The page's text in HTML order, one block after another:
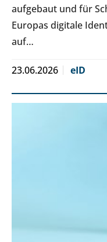
aufgebaut und für
Europas digitale
auf…
23.06.2026 eID